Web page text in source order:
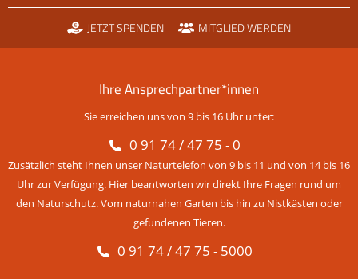
JETZT SPENDEN MITGLIED WERDEN
Ihre Ansprechpartner*innen
Sie erreichen uns von 9 bis 16 Uhr unter:
0 91 74 / 47 75 - 0
Zusätzlich steht Ihnen unser Naturtelefon von 9 bis 11 und von 14 bis 16
Uhr zur Verfügung. Hier beantworten wir direkt Ihre Fragen rund um
den Naturschutz. Vom naturnahen Garten bis hin zu Nistkästen oder
gefundenen Tieren.
0 91 74 / 47 75 - 5000